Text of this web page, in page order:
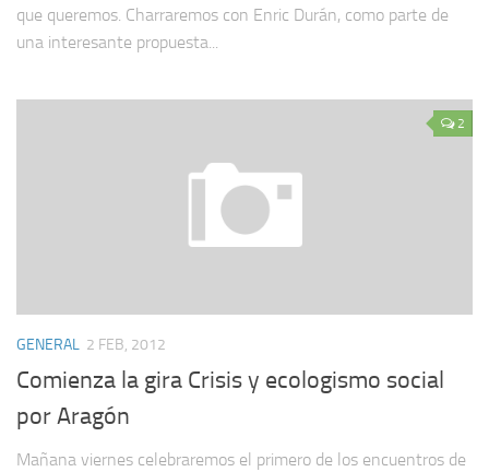
que queremos. Charraremos con Enric Durán, como parte de
una interesante propuesta...
2
GENERAL 2 FEB, 2012
Comienza la gira Crisis y ecologismo social
por Aragón
Mañana viernes celebraremos el primero de los encuentros de